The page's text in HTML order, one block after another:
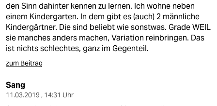
den Sinn dahinter kennen zu lernen. Ich wohne neben
einem Kindergarten. In dem gibt es (auch) 2 männliche
Kindergärtner. Die sind beliebt wie sonstwas. Grade WEIL
sie manches anders machen, Variation reinbringen. Das
ist nichts schlechtes, ganz im Gegenteil.
zum Beitrag
Sang
11.03.2019 , 14:31 Uhr